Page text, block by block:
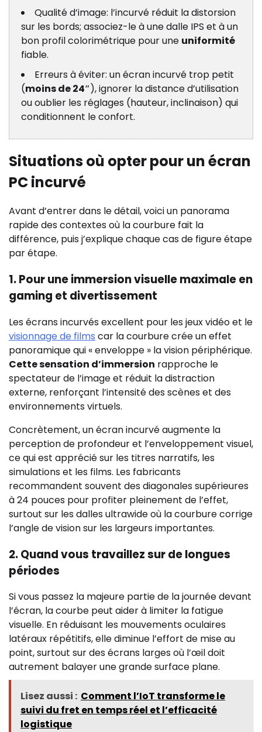
Qualité d’image: l’incurvé réduit la distorsion
sur les bords; associez-le à une dalle IPS et à un
bon profil colorimétrique pour une uniformité
fiable.
Erreurs à éviter: un écran incurvé trop petit
(moins de 24″), ignorer la distance d’utilisation
ou oublier les réglages (hauteur, inclinaison) qui
conditionnent le confort.
Situations où opter pour un écran
PC incurvé
Avant d’entrer dans le détail, voici un panorama
rapide des contextes où la courbure fait la
différence, puis j’explique chaque cas de figure étape
par étape.
1. Pour une immersion visuelle maximale en
gaming et divertissement
Les écrans incurvés excellent pour les jeux vidéo et le
visionnage de films car la courbure crée un effet
panoramique qui « enveloppe » la vision périphérique.
Cette sensation d’immersion rapproche le
spectateur de l’image et réduit la distraction
externe, renforçant l’intensité des scènes et des
environnements virtuels.
Concrètement, un écran incurvé augmente la
perception de profondeur et l’enveloppement visuel,
ce qui est apprécié sur les titres narratifs, les
simulations et les films. Les fabricants
recommandent souvent des diagonales supérieures
à 24 pouces pour profiter pleinement de l’effet,
surtout sur les dalles ultrawide où la courbure corrige
l’angle de vision sur les largeurs importantes.
2. Quand vous travaillez sur de longues
périodes
Si vous passez la majeure partie de la journée devant
l’écran, la courbe peut aider à limiter la fatigue
visuelle. En réduisant les mouvements oculaires
latéraux répétitifs, elle diminue l’effort de mise au
point, surtout sur des écrans larges où l’œil doit
autrement balayer une grande surface plane.
Lisez aussi : Comment l’IoT transforme le
suivi du fret en temps réel et l’efficacité
logistique